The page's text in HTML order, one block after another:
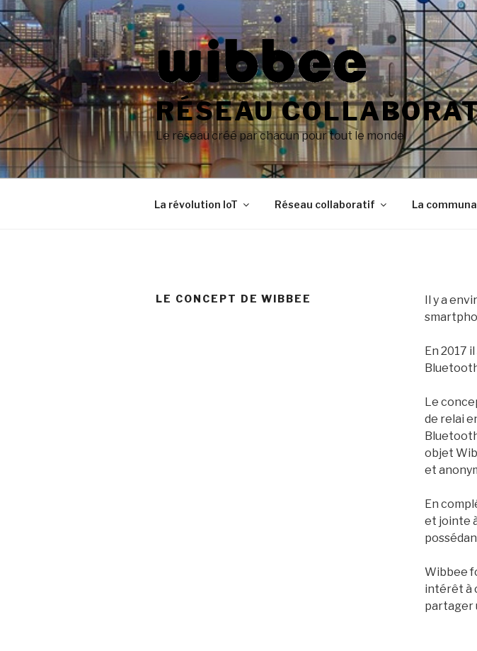
Aller
au
contenu
principal
RÉSEAU
Le réseau créé par chacun pour tout le monde
La révolution IoT Réseau collaboratif La
LE CONCEPT DE WIBBEE
Il y a
En 2017
Le
de relai
objet
et
En
et jointe
Wibbee
intérêt à
partager